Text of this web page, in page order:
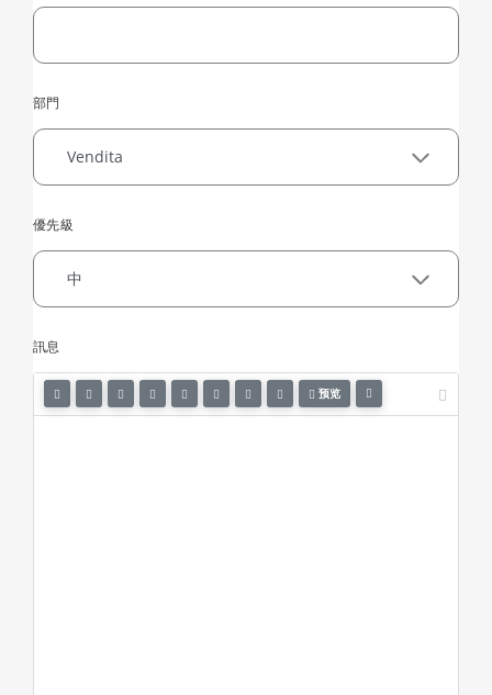
部門
優先級
訊息
预览